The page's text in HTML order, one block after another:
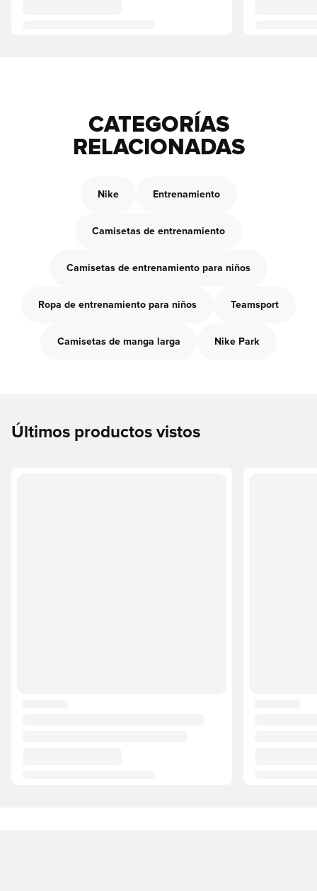
CATEGORÍAS
RELACIONADAS
Nike Entrenamiento
Camisetas de entrenamiento
Camisetas de entrenamiento para niños
Ropa de entrenamiento para niños Teamsport
Camisetas de manga larga Nike Park
Últimos productos vistos